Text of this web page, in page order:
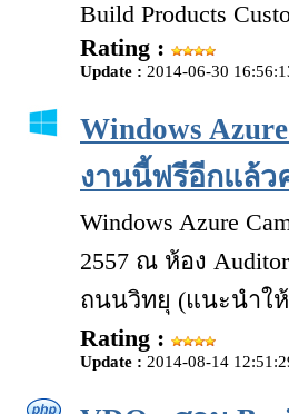
Build Products
Rating :
Update : 2014-06-30
Windows
งานนี้ฟรีอีกแล้ว
Windows Azure
2557 ณ ห้อง
ถนนวิทยุ (แนะนำใ
Rating :
Update : 2014-08-14